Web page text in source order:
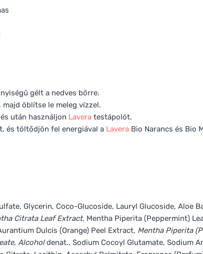
gélt a nedves bőrre.
öblítse le meleg vízzel.
után használjon Lavera testápolót.
és töltődjön fel energiával a Lavera Bio Narancs és Bio
Glycerin, Coco-Glucoside, Lauryl Glucoside, Aloe
Citrata Leaf Extract, Mentha Piperita (Peppermint)
Dulcis (Orange) Peel Extract, Mentha Piperita
Alcoholdenat., Sodium Cocoyl Glutamate, Sodium